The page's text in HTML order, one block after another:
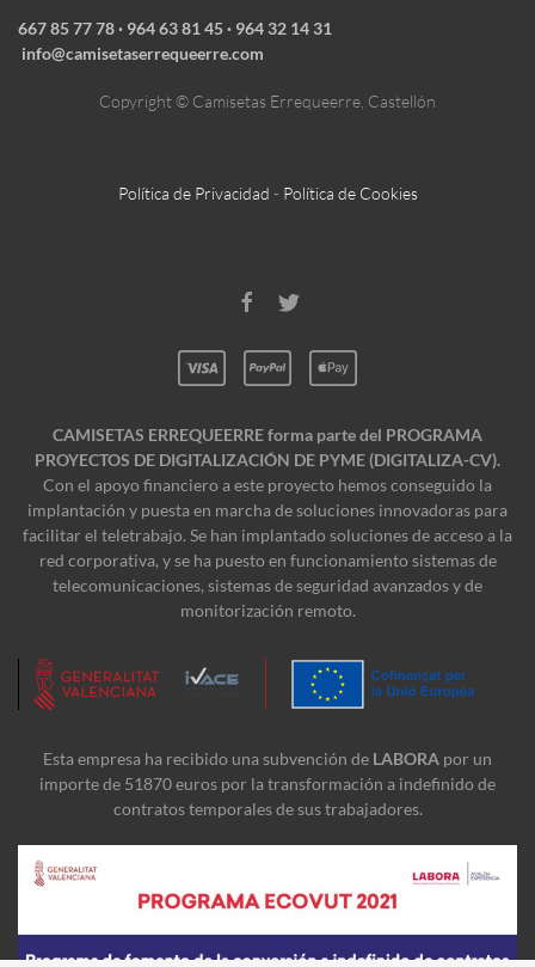
667 85 77 78· 964 63 81 45 · ‎964 32 14 31
info@camisetaserrequeerre.com
Copyright © Camisetas Errequeerre, Castellón
Política de Privacidad - Política de Cookies
CAMISETAS ERREQUEERRE forma parte del PROGRAMA
PROYECTOS DE DIGITALIZACIÓN DE PYME (DIGITALIZA-CV).
Con el apoyo financiero a este proyecto hemos conseguido la
implantación y puesta en marcha de soluciones innovadoras para
facilitar el teletrabajo. Se han implantado soluciones de acceso a la
red corporativa, y se ha puesto en funcionamiento sistemas de
telecomunicaciones, sistemas de seguridad avanzados y de
monitorización remoto.
Esta empresa ha recibido una subvención de LABORA por un
importe de 51870 euros por la transformación a indefinido de
contratos temporales de sus trabajadores.